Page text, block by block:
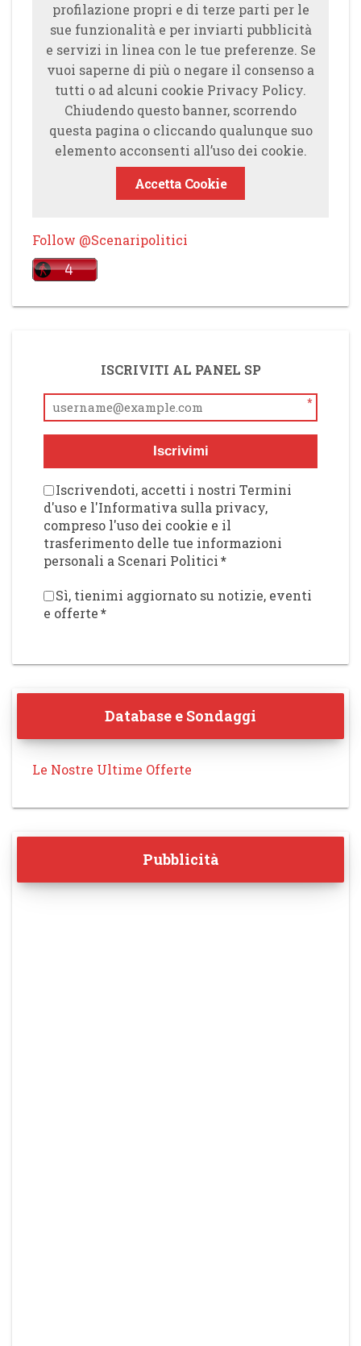
profilazione propri e di terze parti per le
sue funzionalità e per inviarti pubblicità
e servizi in linea con le tue preferenze. Se
vuoi saperne di più o negare il consenso a
tutti o ad alcuni cookie Privacy Policy.
Chiudendo questo banner, scorrendo
questa pagina o cliccando qualunque suo
elemento acconsenti all’uso dei cookie.
Accetta Cookie
Follow @Scenaripolitici
ISCRIVITI AL PANEL SP
*
Iscrivimi
Iscrivendoti, accetti i nostri Termini
d'uso e l'Informativa sulla privacy,
compreso l'uso dei cookie e il
trasferimento delle tue informazioni
personali a Scenari Politici*
Sì, tienimi aggiornato su notizie, eventi
e offerte*
Database e Sondaggi
Le Nostre Ultime Offerte
Pubblicità